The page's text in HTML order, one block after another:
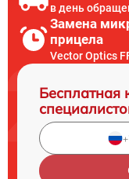
в день
Замена
прицела
Vector Optics
Бесплатная